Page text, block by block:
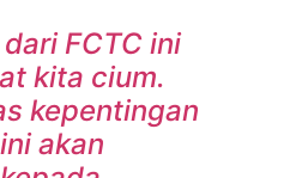
FCTC ini
kita cium.
kepentingan
akan